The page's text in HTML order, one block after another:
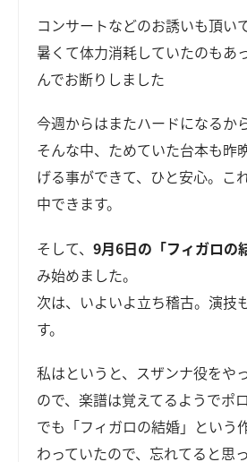
コンサートなどのお誘いも頂い
暑くて体力消耗していたのもあ
んでお断りしました
今週からはまたハードになるか
そんな中、ためていた台本も昨
げる事ができて、ひと安心。こ
中できます。
そして、9月6日の「フィガロの
み始めました。
次は、いよいよ立ち稽古。演技
す。
私はというと、スザンナ役をや
ので、楽譜は覚えてるようでポ
でも「フィガロの結婚」という
わっていたので、忘れてると思